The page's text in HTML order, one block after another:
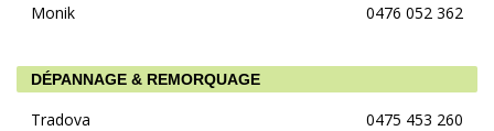
Monik
0476 052 362
DÉPANNAGE & REMORQUAGE
Tradova 0475 453 260